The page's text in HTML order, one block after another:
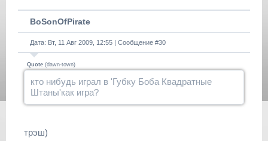
BoSonOfPirate
Дата: Вт, 11 Авг 2009, 12:55 | Сообщение #30
Quote (dawn-town)
кто нибудь играл в 'Губку Боба Квадратные
Штаны'как игра?
трэш)